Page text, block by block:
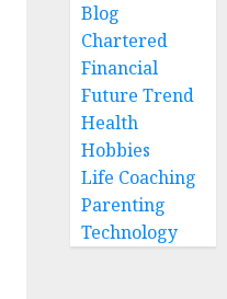
Blog
Chartered
Financial
Future Trend
Health
Hobbies
Life Coaching
Parenting
Technology